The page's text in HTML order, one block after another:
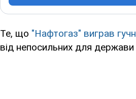
Те, що "Нафтогаз" виграв
від непосильних для